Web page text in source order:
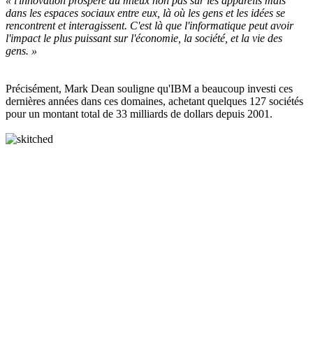
dans les espaces sociaux entre eux, là où les gens et les idées se
rencontrent et interagissent. C'est là que l'informatique peut avoir
l'impact le plus puissant sur l'économie, la société, et la vie des
gens. »
Précisément, Mark Dean souligne qu'IBM a beaucoup investi ces
dernières années dans ces domaines, achetant quelques 127 sociétés
pour un montant total de 33 milliards de dollars depuis 2001.